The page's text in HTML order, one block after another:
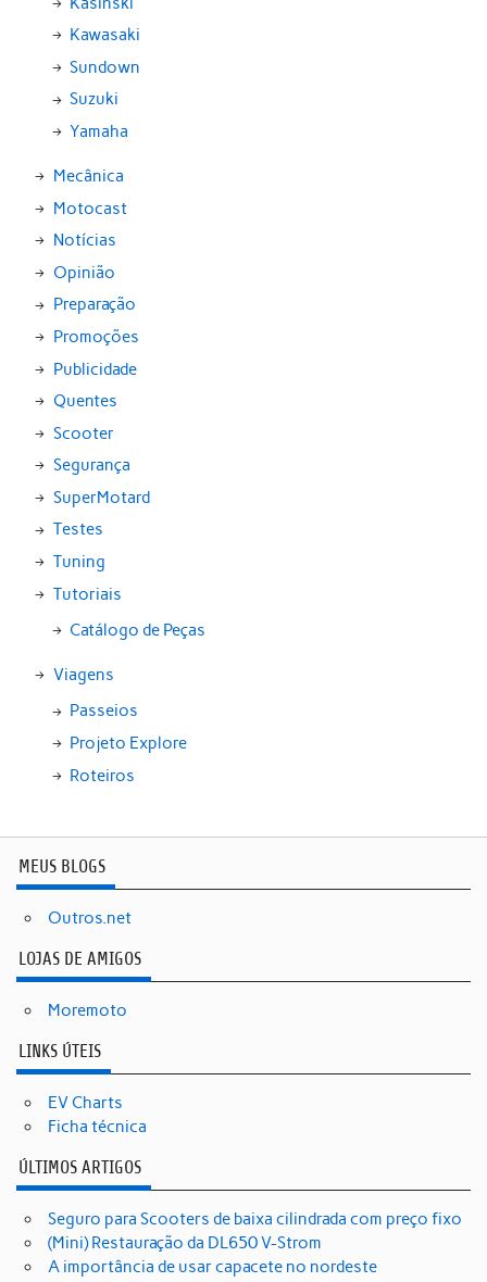
Kawasaki
Sundown
Suzuki
Yamaha
Mecânica
Motocast
Notícias
Opinião
Preparação
Promoções
Publicidade
Quentes
Scooter
Segurança
SuperMotard
Testes
Tuning
Tutoriais
Catálogo de Peças
Viagens
Passeios
Projeto Explore
Roteiros
MEUS BLOGS
Outros.net
LOJAS DE AMIGOS
Moremoto
LINKS ÚTEIS
EV Charts
Ficha técnica
ÚLTIMOS ARTIGOS
Seguro para Scooters de baixa cilindrada com preço fixo
(Mini) Restauração da DL650 V-Strom
A importância de usar capacete no nordeste